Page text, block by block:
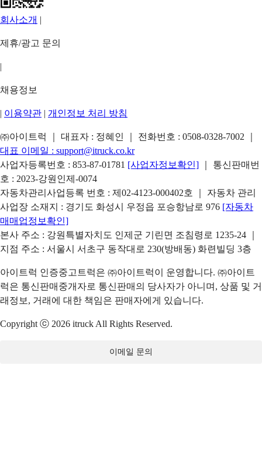
회사소개 |
제휴/광고 문의
|
채용정보
| 이용약관 | 개인정보 처리 방침
㈜아이트럭 ｜ 대표자 : 정혜인 ｜ 전화번호 : 0508-0328-7002
대표 이메일 : support@itruck.co.kr
사업자등록번호 : 853-87-01781 [사업자정보확인]
｜ 통신판매번
호 : 2023-강원인제-0074
자동차관리사업등록 번호 : 제02-4123-000402호 ｜ 자동차 관리
사업장 소재지 : 경기도 화성시 우정읍 포승항남로 976 [자동차
매매업정보확인]
본사 주소 : 강원특별자치도 인제군 기린면 조침령로 1235-24 ｜
지점 주소 : 서울시 서초구 동작대로 230(방배동) 화련빌딩 3층
아이트럭 인증중고트럭은 ㈜아이트럭이 운영합니다. ㈜아이트
럭은 통신판매중개자로 통신판매의 당사자가 아니며, 상품 및 거
래정보, 거래에 대한 책임은 판매자에게 있습니다.
Copyright ⓒ 2026 itruck All Rights Reserved.
이메일 문의